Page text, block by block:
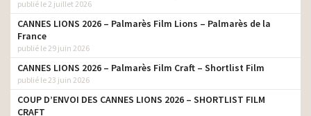
publié le 2 juillet 2026
CANNES LIONS 2026 – Palmarès Film Lions – Palmarès de la
France
publié le 29 juin 2026
CANNES LIONS 2026 – Palmarès Film Craft – Shortlist Film
publié le 23 juin 2026
COUP D’ENVOI DES CANNES LIONS 2026 – SHORTLIST FILM
CRAFT